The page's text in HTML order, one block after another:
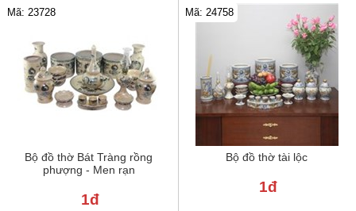
Bộ đồ thờ Bát Tràng rồng
phượng - Men rạn
Mã: 23728
1đ
Bộ đồ thờ tài lộc
Mã: 24758
1đ